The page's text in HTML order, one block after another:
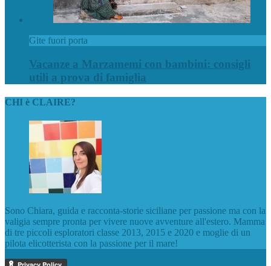
Gite fuori porta
Vacanze a Marzamemi con bambini: consigli
utili a prova di famiglia
CHI è CLAIRE?
Sono Chiara, guida e racconta-storie siciliane per passione ma con la
valigia sempre pronta per vivere nuove avventure all'estero. Mamma
di tre piccoli esploratori classe 2013, 2015 e 2020 e moglie di un
pilota elicotterista con la passione per il mare!